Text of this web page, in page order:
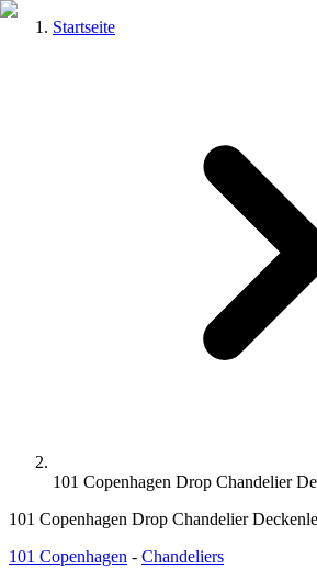
Startseite
101 Copenhagen Drop Chandelier
101 Copenhagen Drop Chandelier
101 Copenhagen - Chandeliers